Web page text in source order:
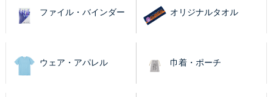
ファイル・バインダー オリジナルタオル
ウェア・アパレル 巾着・ポーチ